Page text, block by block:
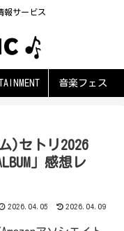
報サービス
音楽フェス
ム)セトリ2026
」感想レ
2026.04.05 2026.04.09